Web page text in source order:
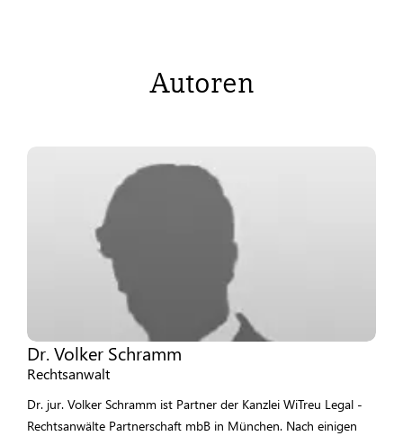
Autoren
Dr. Volker Schramm
Rechtsanwalt
Dr. jur. Volker Schramm ist Partner der Kanzlei WiTreu Legal -
Rechtsanwälte Partnerschaft mbB in München. Nach einigen